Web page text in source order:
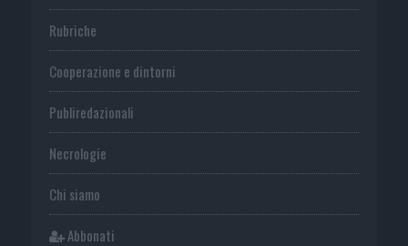
Rubriche
Cooperazione e dintorni
Publiredazionali
Necrologie
Chi siamo
Abbonati